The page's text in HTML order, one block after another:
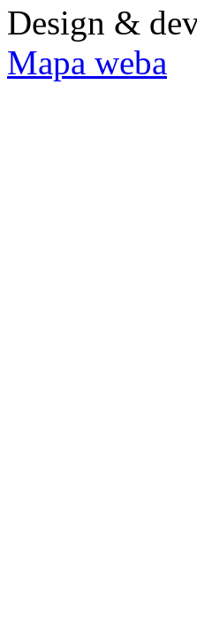
Design &
Mapa weba